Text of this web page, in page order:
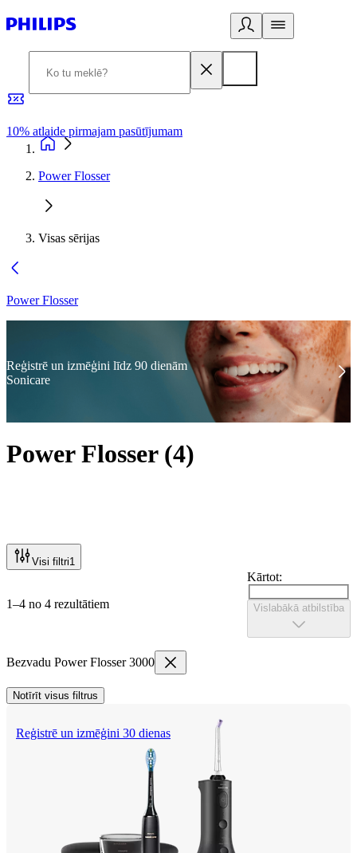
10% atlaide pirmajam pasūtījumam
Power Flosser
Visas sērijas
Power Flosser
Reģistrē un izmēģini līdz 90 dienām
Sonicare
Power Flosser(4)
Visi filtri1
1–4 no 4 rezultātiem
Kārtot:
Vislabākā atbilstība
Bezvadu Power Flosser 3000
Notīrīt visus filtrus
Reģistrē un izmēģini 30 dienas